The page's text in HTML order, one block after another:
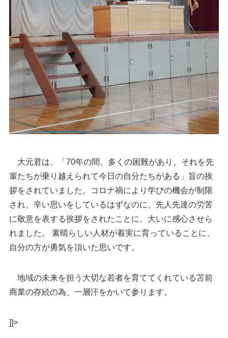
大元君は、「70年の間、多くの困難があり、それを先
輩たちが乗り越えられて今日の自分たちがある」旨の挨
拶をされていました。コロナ禍により学びの機会が制限
され、辛い思いをしているはずなのに、先人先達の労苦
に敬意を表する挨拶をされたことに、大いに感心させら
れました。 素晴らしい人材が着実に育っていることに、
自分の方が勇気を頂いた思いです。
地域の未来を担う大切な若者を育ててくれている苫前
商業の存続の為、一層汗をかいて参ります。
]]>